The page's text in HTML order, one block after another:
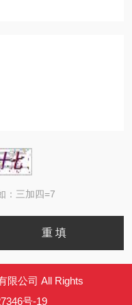
：三加四=7
限公司 All Rights
号-19